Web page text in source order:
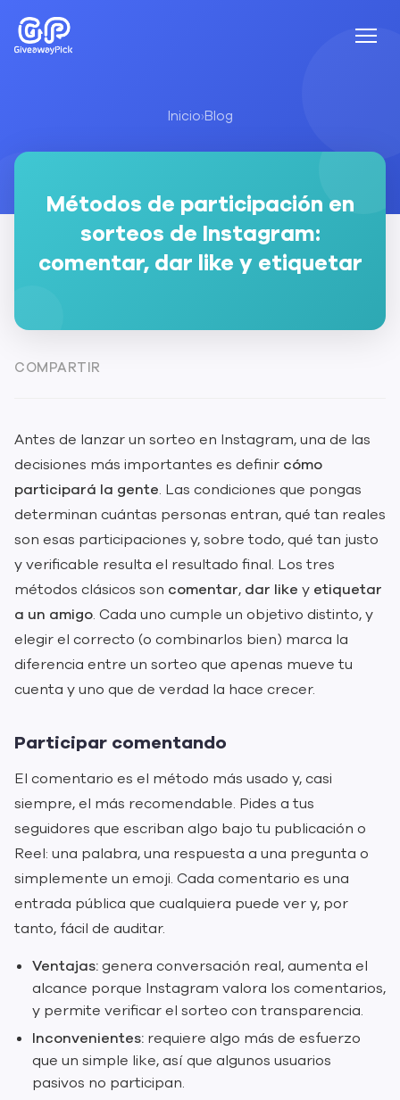
Inicio›Blog
Métodos de participación en
sorteos de Instagram:
comentar, dar like y etiquetar
COMPARTIR
Antes de lanzar un sorteo en Instagram, una de las
decisiones más importantes es definir cómo
participará la gente. Las condiciones que pongas
determinan cuántas personas entran, qué tan reales
son esas participaciones y, sobre todo, qué tan justo
y verificable resulta el resultado final. Los tres
métodos clásicos son comentar, dar like y etiquetar
a un amigo. Cada uno cumple un objetivo distinto, y
elegir el correcto (o combinarlos bien) marca la
diferencia entre un sorteo que apenas mueve tu
cuenta y uno que de verdad la hace crecer.
Participar comentando
El comentario es el método más usado y, casi
siempre, el más recomendable. Pides a tus
seguidores que escriban algo bajo tu publicación o
Reel: una palabra, una respuesta a una pregunta o
simplemente un emoji. Cada comentario es una
entrada pública que cualquiera puede ver y, por
tanto, fácil de auditar.
Ventajas:genera conversación real, aumenta el
alcance porque Instagram valora los comentarios,
y permite verificar el sorteo con transparencia.
Inconvenientes: requiere algo más de esfuerzo
que un simple like, así que algunos usuarios
pasivos no participan.